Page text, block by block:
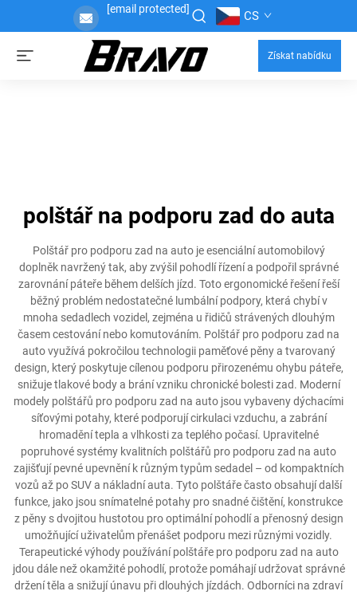
[email protected] CS
Získat nabídku
polštář na podporu zad do auta
Polštář pro podporu zad na auto je esenciální automobilový
doplněk navržený tak, aby zvýšil pohodlí řízení a podpořil správné
zarovnání páteře během delších jízd. Toto ergonomické řešení řeší
běžný problém nedostatečné lumbální podpory, která chybí v
mnoha sedadlech vozidel, zejména u řidičů strávených dlouhým
časem cestování nebo komutováním. Polštář pro podporu zad na
auto využívá pokročilou technologii paměťové pěny a tvarovaný
design, který poskytuje cílenou podporu přirozenému ohybu páteře,
snižuje tlakové body a brání vzniku chronické bolesti zad. Moderní
modely polštářů pro podporu zad na auto jsou vybaveny dýchacími
síťovými potahy, které podporují cirkulaci vzduchu, a zabrání
hromadění tepla a vlhkosti za teplého počasí. Upravitelné
popruhové systémy kvalitních polštářů pro podporu zad na auto
zajišťují pevné upevnění k různým typům sedadel – od kompaktních
vozů až po SUV a nákladní auta. Tyto polštáře často obsahují další
funkce, jako jsou snímatelné potahy pro snadné čištění, konstrukce
z pěny s dvojitou hustotou pro optimální pohodlí a přenosný design
umožňující uživatelům přenášet podporu mezi různými vozidly.
Terapeutické výhody používání polštáře pro podporu zad na auto
jdou dále než okamžité pohodlí, protože pomáhají udržovat správné
držení těla a snižují únavu při dlouhých jízdách. Odborníci na zdraví